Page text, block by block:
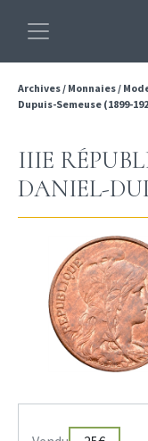
Archives/ Monnaies/
Dupuis-Semeuse (1899-
IIIE
DANIEL-